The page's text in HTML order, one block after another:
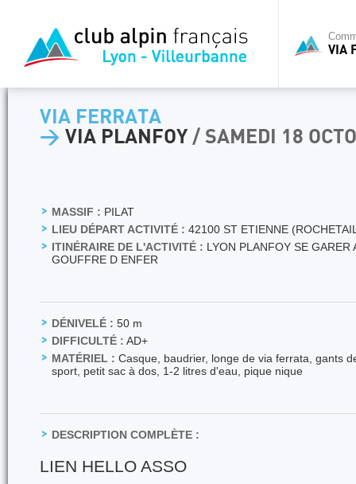
VIA
VIA FERRATA
> VIA PLANFOY / SAMEDI 18
MASSIF : PILAT
LIEU DÉPART ACTIVITÉ : 42100 ST ETIENNE
ITINÉRAIRE DE L'ACTIVITÉ : LYON PLANFOY SE GARER
GOUFFRE D ENFER
DÉNIVELÉ : 50 m
DIFFICULTÉ : AD+
MATÉRIEL : Casque, baudrier, longe de via ferrata, gants
sport, petit sac à dos, 1-2 litres d'eau, pique nique
DESCRIPTION COMPLÈTE :
LIEN HELLO ASSO